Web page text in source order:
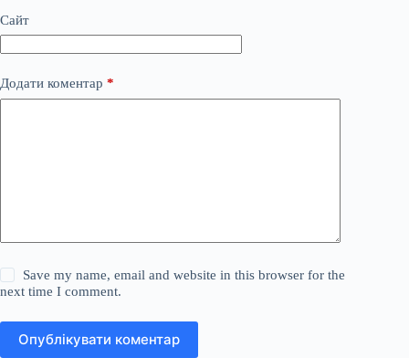
Сайт
Додати коментар *
Save my name, email and website in this browser for the
next time I comment.
Опублікувати коментар